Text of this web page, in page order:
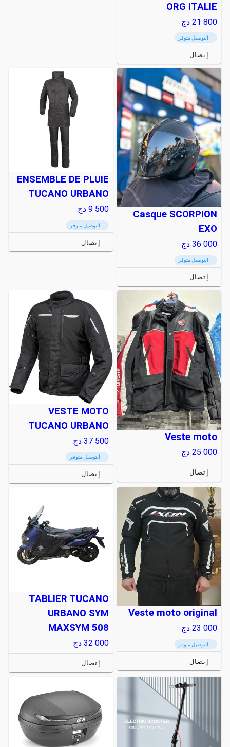
ORG ITALIE
21 800 دج
التوصيل متوفر
إتصال
Casque SCORPION
EXO
36 000 دج
التوصيل متوفر
إتصال
ENSEMBLE DE PLUIE
TUCANO URBANO
9 500 دج
التوصيل متوفر
إتصال
Veste moto
25 000 دج
إتصال
VESTE MOTO
TUCANO URBANO
37 500 دج
التوصيل متوفر
إتصال
Veste moto original
23 000 دج
التوصيل متوفر
إتصال
TABLIER TUCANO
URBANO SYM
MAXSYM 508
32 000 دج
إتصال